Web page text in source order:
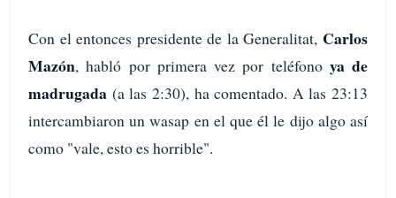
Con el entonces presidente de la Generalitat, Carlos
Mazón, habló por primera vez por teléfono ya de
madrugada (a las 2:30), ha comentado. A las 23:13
intercambiaron un wasap en el que él le dijo algo así
como "vale, esto es horrible".